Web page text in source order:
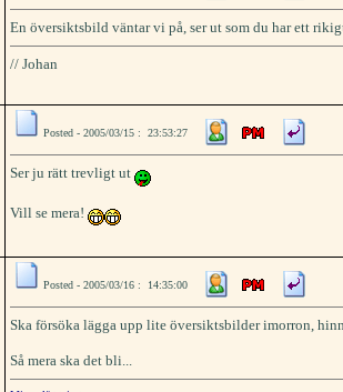
En översiktsbild väntar vi på, ser ut som du har ett
// Johan
Posted - 2005/03/15 : 23:53:27
Ser ju rätt trevligt ut
Vill se mera!
Posted - 2005/03/16 : 14:35:00
Ska försöka lägga upp lite översiktsbilder imorron,
Så mera ska det bli...